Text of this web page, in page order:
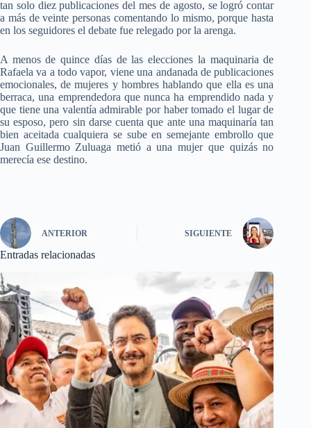
tan solo diez publicaciones del mes de agosto, se logró contar
a más de veinte personas comentando lo mismo, porque hasta
en los seguidores el debate fue relegado por la arenga.
A menos de quince días de las elecciones la maquinaria de
Rafaela va a todo vapor, viene una andanada de publicaciones
emocionales, de mujeres y hombres hablando que ella es una
berraca, una emprendedora que nunca ha emprendido nada y
que tiene una valentía admirable por haber tomado el lugar de
su esposo, pero sin darse cuenta que ante una maquinaría tan
bien aceitada cualquiera se sube en semejante embrollo que
Juan Guillermo Zuluaga metió a una mujer que quizás no
merecía ese destino.
ANTERIOR SIGUIENTE
Entradas relacionadas